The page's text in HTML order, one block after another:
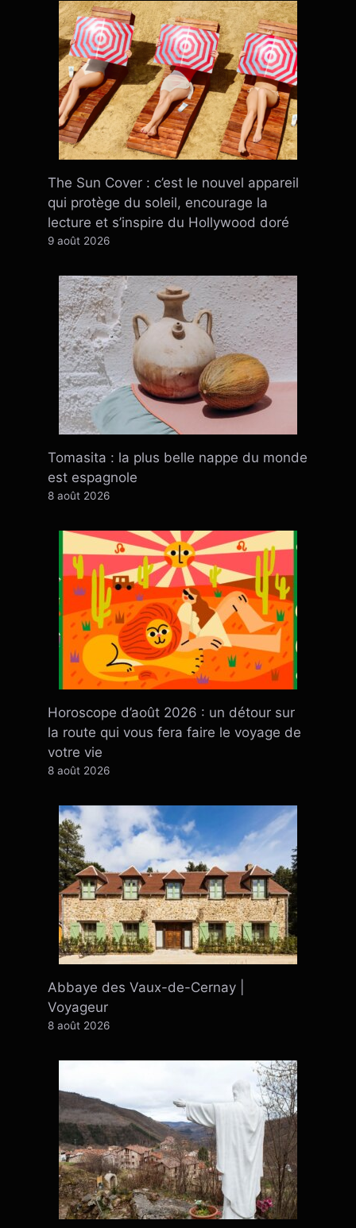
The Sun Cover : c’est le nouvel appareil
qui protège du soleil, encourage la
lecture et s’inspire du Hollywood doré
9 août 2026
Tomasita : la plus belle nappe du monde
est espagnole
8 août 2026
Horoscope d’août 2026 : un détour sur
la route qui vous fera faire le voyage de
votre vie
8 août 2026
Abbaye des Vaux-de-Cernay |
Voyageur
8 août 2026